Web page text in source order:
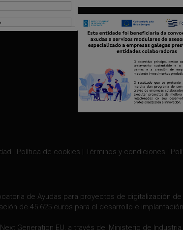
Política de cookies Términos y condiciones
de Ayudas para proyectos de digitalización
de 45.625 euros para el desarrollo e
Generation EU, a través del Ministerio de